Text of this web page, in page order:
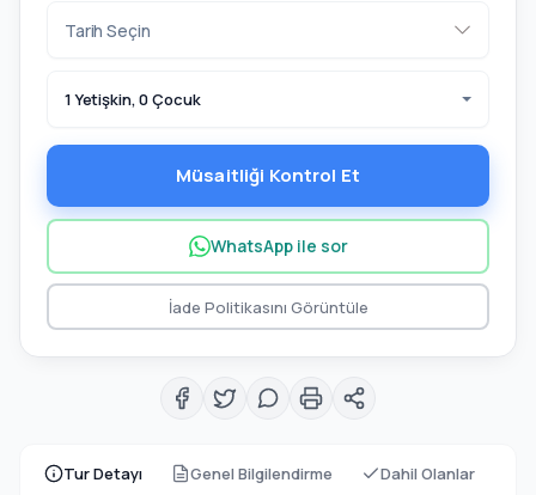
Tur Detayı Genel Bilgilendirme Dahil Olanlar
1 Yetişkin, 0 Çocuk
Müsaitliği Kontrol Et
WhatsApp ile sor
İade Politikasını Görüntüle